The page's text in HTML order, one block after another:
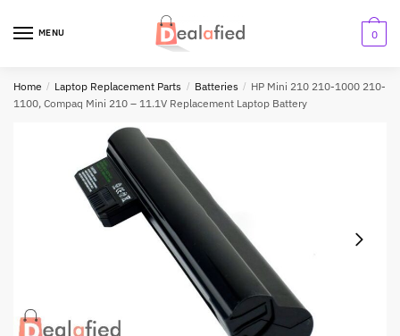
MENU 0
Home / Laptop Replacement Parts / Batteries / HP Mini 210 210-1000 210-
1100, Compaq Mini 210 – 11.1V Replacement Laptop Battery